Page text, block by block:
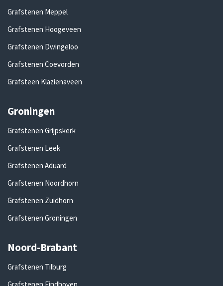
Grafstenen Meppel
Grafstenen Hoogeveen
Grafstenen Dwingeloo
Grafstenen Coevorden
Grafsteen Klazienaveen
Groningen
Grafstenen Grijpskerk
Grafstenen Leek
Grafstenen Aduard
Grafstenen Noordhorn
Grafstenen Zuidhorn
Grafstenen Groningen
Noord-Brabant
Grafstenen Tilburg